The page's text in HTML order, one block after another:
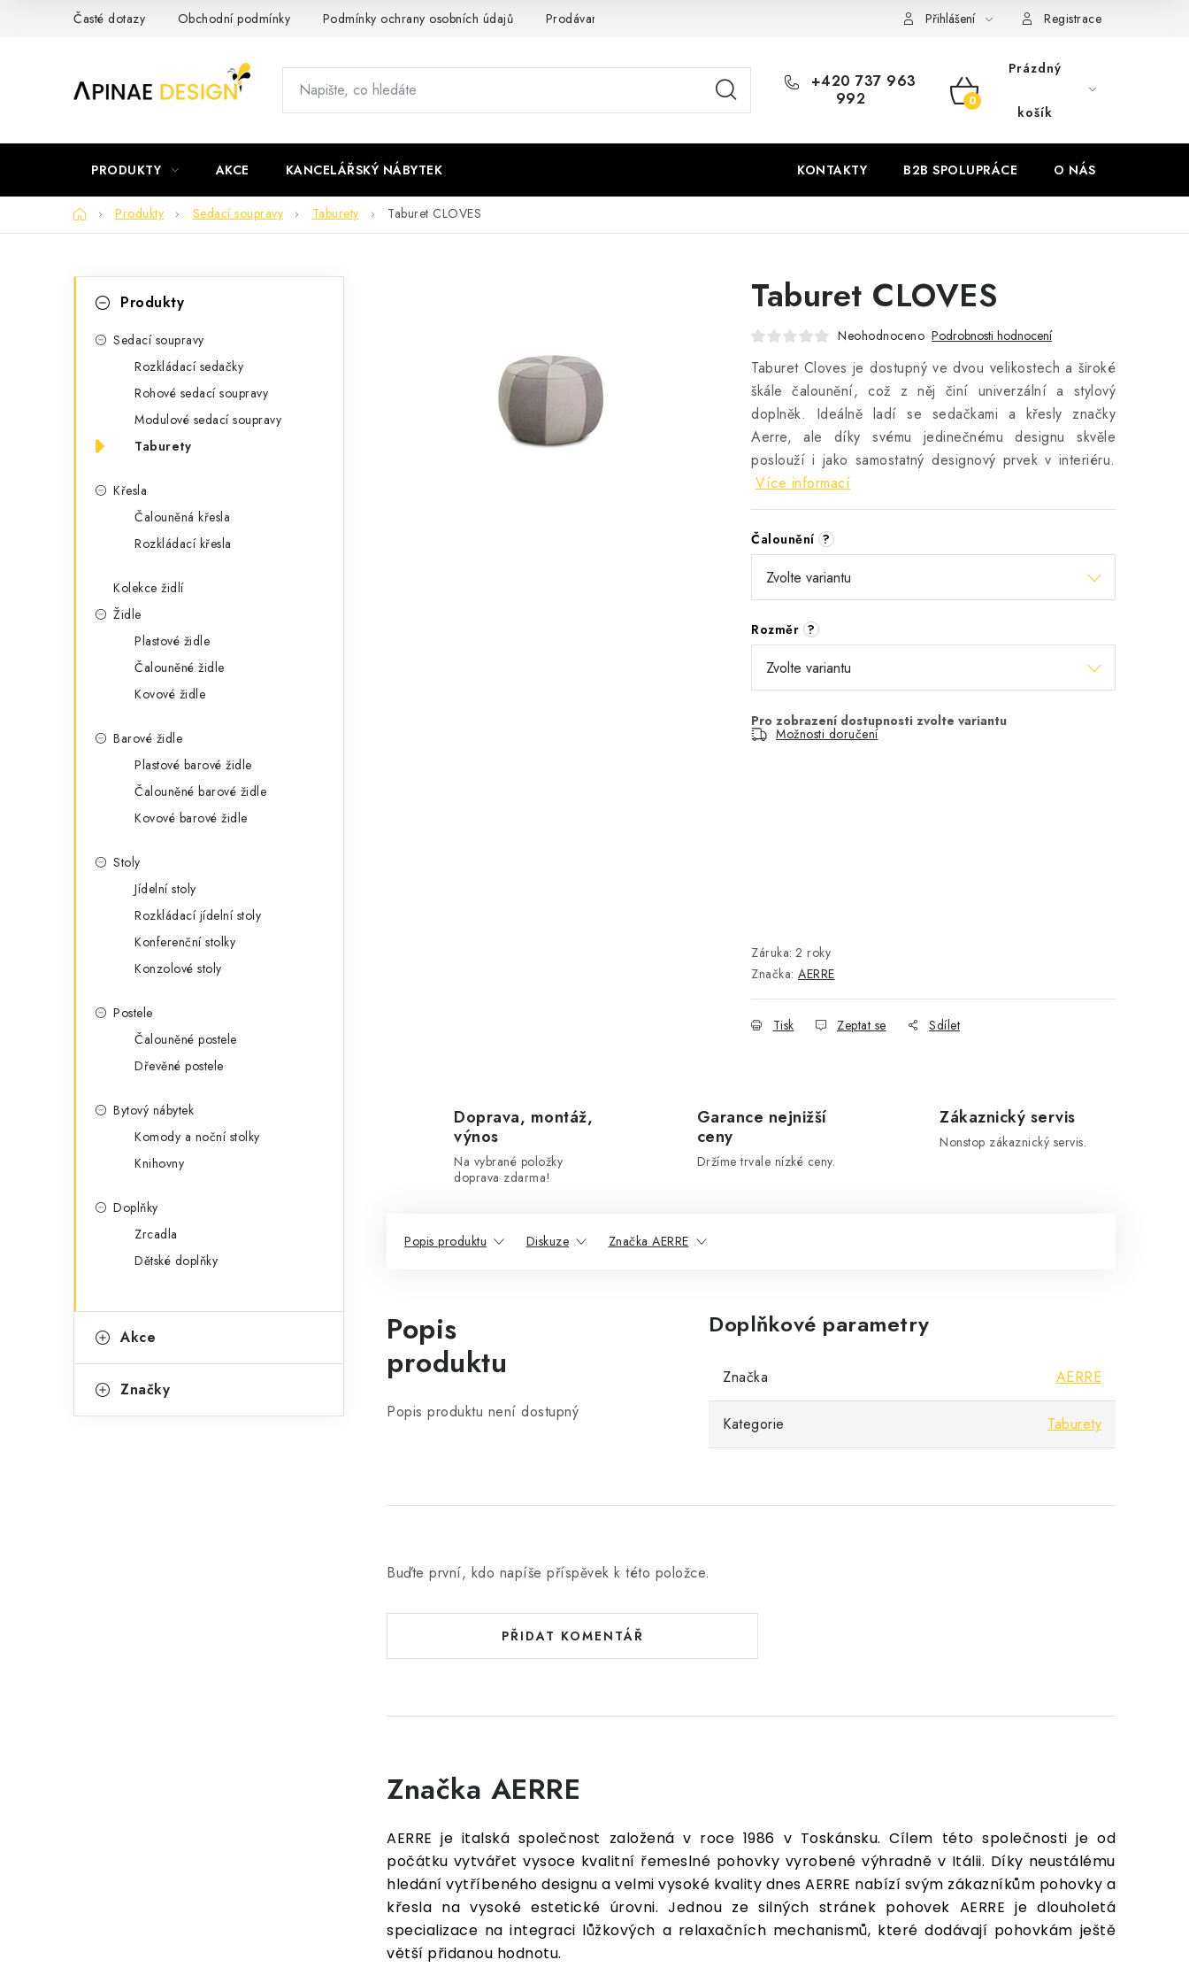
Časté dotazy Obchodní podmínky Podmínky ochrany osobních údajů Prodávané značky Přihlášení Registrace
+420 737 963
992
NÁKUPNÍ
KOŠÍK
Prázdný
košík
PRODUKTY AKCE KANCELÁŘSKÝ NÁBYTEK KONTAKTY B2B SPOLUPRÁCE O NÁS
DomůProdukty Sedací soupravy Taburety Taburet CLOVES
kategorieProdukty
Sedací soupravy
Rozkládací sedačky
Rohové sedací soupravy
Modulové sedací soupravy
Taburety
Křesla
Čalouněná křesla
Rozkládací křesla
Kolekce židlí
Židle
Plastové židle
Čalouněné židle
Kovové židle
Barové židle
Plastové barové židle
Čalouněné barové židle
Kovové barové židle
Stoly
Jídelní stoly
Rozkládací jídelní stoly
Konferenční stolky
Konzolové stoly
Postele
Čalouněné postele
Dřevěné postele
Bytový nábytek
Komody a noční stolky
Knihovny
Doplňky
Zrcadla
Dětské doplňky
Akce
Značky
Taburet CLOVES
Neohodnoceno Podrobnosti hodnocení
Taburet Cloves je dostupný ve dvou velikostech a široké
škále čalounění, což z něj činí univerzální a stylový
doplněk. Ideálně ladí se sedačkami a křesly značky
Aerre, ale díky svému jedinečnému designu skvěle
poslouží i jako samostatný designový prvek v interiéru.
Více informací
Čalounění ?
Rozměr ?
Možnosti doručení
Záruka: 2 roky
Značka: AERRE
Tisk Zeptat se Sdílet
Doprava, montáž,
výnos
Na vybrané položky
doprava zdarma!
Garance nejnižší
ceny
Držíme trvale nízké ceny.
Zákaznický servis
Nonstop zákaznický servis.
Popis produktu Diskuze Značka AERRE
Popis
produktu
Popis produktu není dostupný
Doplňkové parametry
Značka AERRE
Kategorie Taburety
Buďte první, kdo napíše příspěvek k této položce.
PŘIDAT KOMENTÁŘ
Značka AERRE
AERRE je italská společnost založená v roce 1986 v Toskánsku. Cílem této společnosti je od
počátku vytvářet vysoce kvalitní řemeslné pohovky vyrobené výhradně v Itálii. Díky neustálému
hledání vytříbeného designu a velmi vysoké kvality dnes AERRE nabízí svým zákazníkům pohovky a
křesla na vysoké estetické úrovni. Jednou ze silných stránek pohovek AERRE je dlouholetá
specializace na integraci lůžkových a relaxačních mechanismů, které dodávají pohovkám ještě
větší přidanou hodnotu.